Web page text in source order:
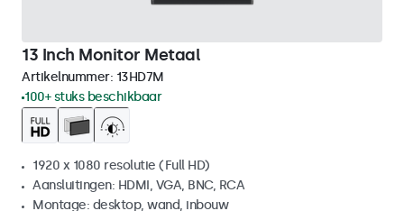
13 Inch Monitor Metaal
Artikelnummer: 13HD7M
100+ stuks beschikbaar
1920 x 1080 resolutie (Full HD)
Aansluitingen: HDMI, VGA, BNC, RCA
Montage: desktop, wand, inbouw